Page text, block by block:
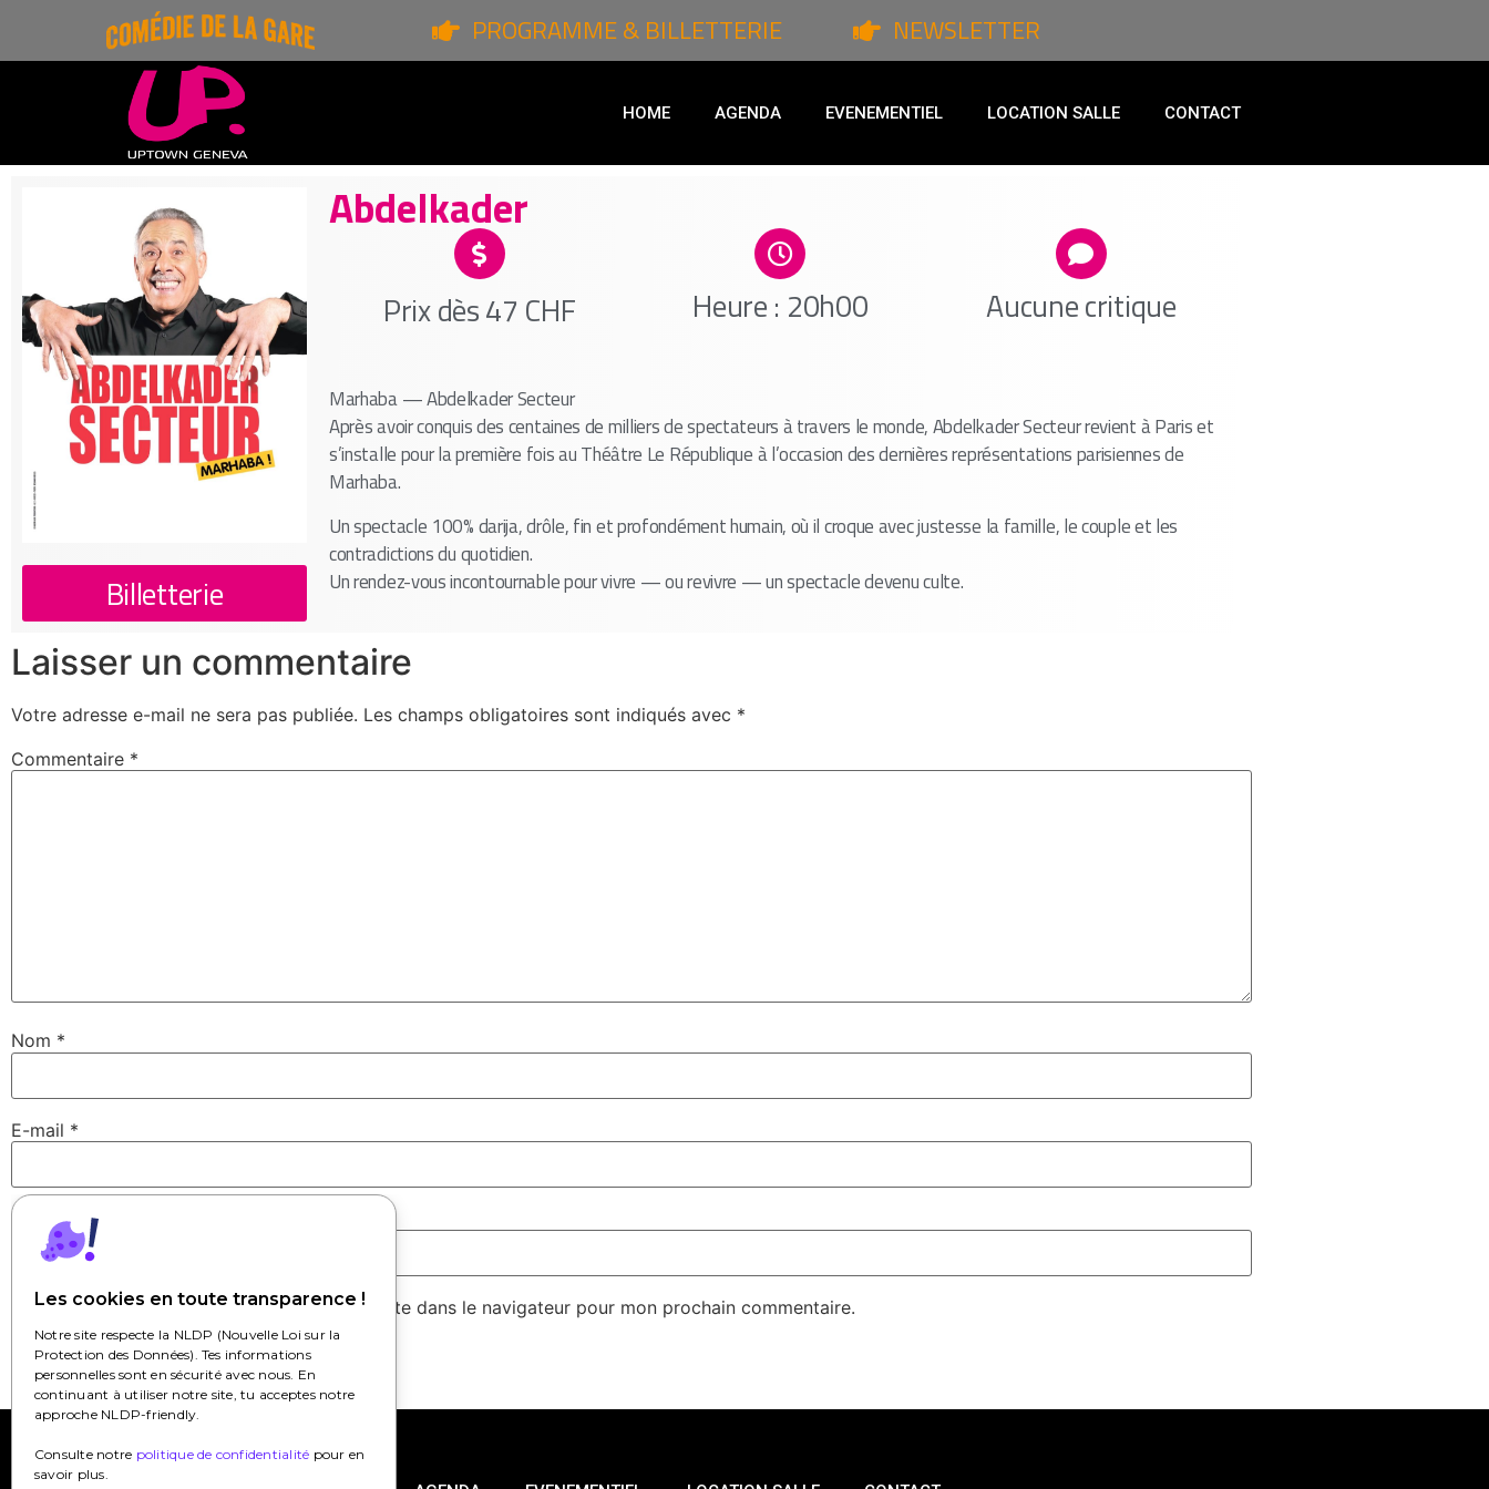
Les cookies en toute transparence !
Notre site respecte la NLDP (Nouvelle Loi sur la
Protection des Données). Tes informations
personnelles sont en sécurité avec nous. En
continuant à utiliser notre site, tu acceptes notre
approche NLDP-friendly.
Consulte notre politique de confidentialité pour en
savoir plus.
PROGRAMME & BILLETTERIE NEWSLETTER
HOME AGENDA EVENEMENTIEL LOCATION SALLE CONTACT
Billetterie
Abdelkader
Prix dès 47 CHF Heure : 20h00 Aucune critique
Marhaba — Abdelkader Secteur
Après avoir conquis des centaines de milliers de spectateurs à travers le monde, Abdelkader Secteur revient à Paris et
s’installe pour la première fois au Théâtre Le République à l’occasion des dernières représentations parisiennes de
Marhaba.
Un spectacle 100% darija, drôle, fin et profondément humain, où il croque avec justesse la famille, le couple et les
contradictions du quotidien.
Un rendez-vous incontournable pour vivre — ou revivre — un spectacle devenu culte.
Laisser un commentaire
Votre adresse e-mail ne sera pas publiée. Les champs obligatoires sont indiqués avec *
Commentaire *
Nom *
E-mail *
Site web
Enregistrer mon nom, mon e-mail et mon site dans le navigateur pour mon prochain commentaire.